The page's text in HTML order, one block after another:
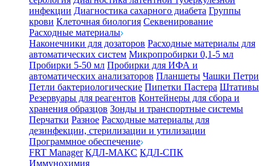
инфекции Диагностика сахарного диабета Группы
крови Клеточная биология Секвенирование
Расходные материалы
Наконечники для дозаторов Расходные материалы для
автоматических систем Микропробирки 0,1-5 мл
Пробирки 5-50 мл Пробирки для ИФА и
автоматических анализаторов Планшеты Чашки Петри
Петли бактериологические Пипетки Пастера Штативы
Резервуары для реагентов Контейнеры для сбора и
хранения образцов Зонды и транспортные системы
Перчатки Разное Расходные материалы для
дезинфекции, стерилизации и утилизации
Программное обеспечение
FRT Manager КДЛ-МАКС КДЛ-СПК
Иммунохимия